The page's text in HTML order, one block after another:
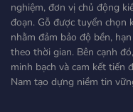
nghiệm, đơn vị chủ động
đoạn. Gỗ được tuyển
nhằm đảm bảo độ bền,
theo thời gian. Bên cạnh
minh bạch và cam kết tiến
Nam tạo dựng niềm tin